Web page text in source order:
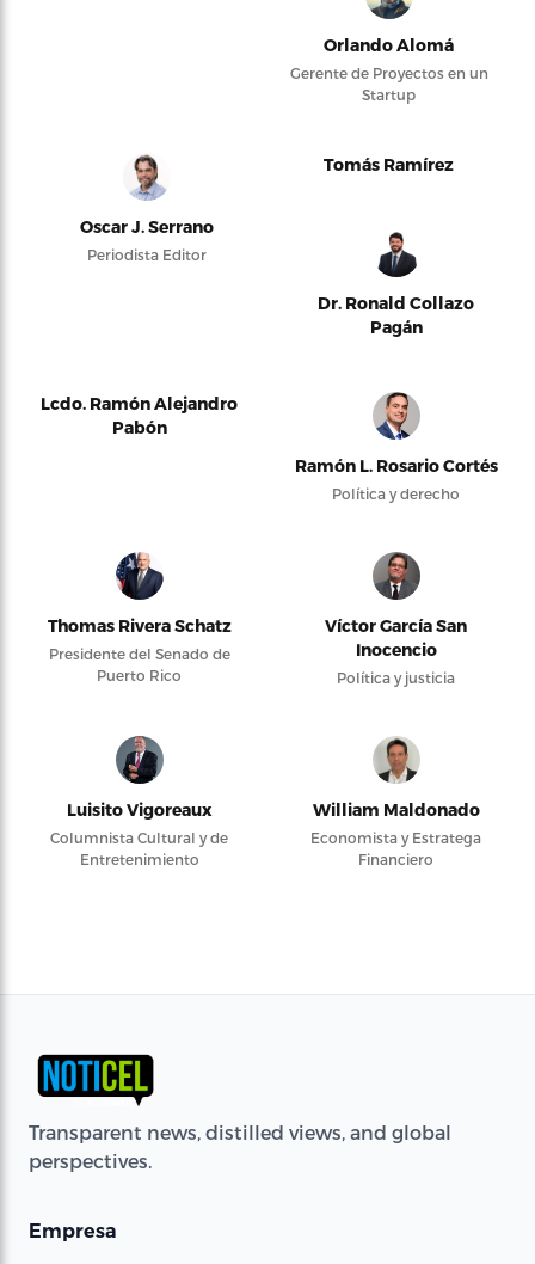
Orlando Alomá
Gerente de Proyectos en un
Startup
Oscar J. Serrano
Periodista Editor
Tomás Ramírez
Dr. Ronald Collazo
Pagán
Lcdo. Ramón Alejandro
Pabón
Ramón L. Rosario Cortés
Política y derecho
Thomas Rivera Schatz
Presidente del Senado de
Puerto Rico
Víctor García San
Inocencio
Política y justicia
Luisito Vigoreaux
Columnista Cultural y de
Entretenimiento
William Maldonado
Economista y Estratega
Financiero
Transparent news, distilled views, and global
perspectives.
Empresa